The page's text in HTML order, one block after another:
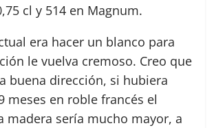
cl y 514 en Magnum.
era hacer un blanco para
le vuelva cremoso. Creo que
buena dirección, si hubiera
meses en roble francés el
madera sería mucho mayor, a